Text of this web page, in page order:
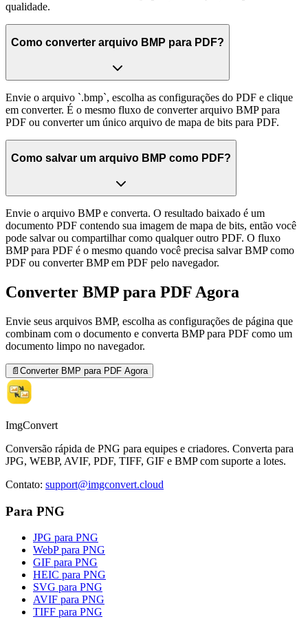
qualidade.
Como converter arquivo BMP para PDF?
Envie o arquivo `.bmp`, escolha as configurações do PDF e clique
em converter. É o mesmo fluxo de converter arquivo BMP para
PDF ou converter um único arquivo de mapa de bits para PDF.
Como salvar um arquivo BMP como PDF?
Envie o arquivo BMP e converta. O resultado baixado é um
documento PDF contendo sua imagem de mapa de bits, então você
pode salvar ou compartilhar como qualquer outro PDF. O fluxo
BMP para PDF é o mesmo quando você precisa salvar BMP como
PDF ou converter BMP em PDF pelo navegador.
Converter BMP para PDF Agora
Envie seus arquivos BMP, escolha as configurações de página que
combinam com o documento e converta BMP para PDF como um
documento limpo no navegador.
📄 Converter BMP para PDF Agora
ImgConvert
Conversão rápida de PNG para equipes e criadores. Converta para
JPG, WEBP, AVIF, PDF, TIFF, GIF e BMP com suporte a lotes.
Contato: support@imgconvert.cloud
Para PNG
JPG para PNG
WebP para PNG
GIF para PNG
HEIC para PNG
SVG para PNG
AVIF para PNG
TIFF para PNG